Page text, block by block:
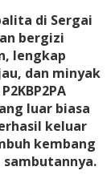
di Sergai
bergizi
lengkap
dan minyak
luar biasa
keluar
kembang
sambutannya.